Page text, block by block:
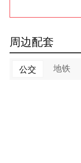
周边配套
公交 地铁